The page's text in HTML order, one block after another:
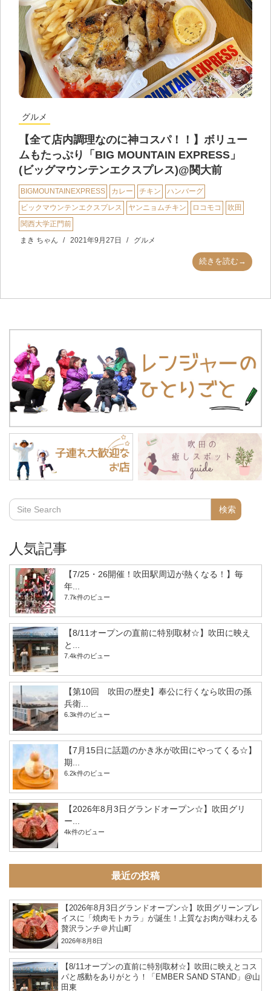
グルメ
【全て店内調理なのに神コスパ！！】ボリュー
ムもたっぷり「BIG MOUNTAIN EXPRESS」
(ビッグマウンテンエクスプレス)@関大前
BIGMOUNTAINEXPRESS カレー チキン
ハンバーグ
ビックマウンテンエクスプレス
ヤンニョムチキン ロコモコ
吹田
関西大学正門前
まき ちゃん
2021年9月27日 グルメ
続きを読む→
人気記事
【7/25・26開催！吹田駅周辺が熱くなる！】毎
年...
7.7k件のビュー
【8/11オープンの直前に特別取材☆】吹田に映え
と...
7.4k件のビュー
【第10回 吹田の歴史】奉公に行くなら吹田の孫
兵衛...
6.3k件のビュー
【7月15日に話題のかき氷が吹田にやってくる☆】
期...
6.2k件のビュー
【2026年8月3日グランドオープン☆】吹田グリ
ー...
4k件のビュー
最近の投稿
【2026年8月3日グランドオープン☆】吹田グリーンプレ
イスに「焼肉モトカラ」が誕生！上質なお肉が味わえる
贅沢ランチ＠片山町
2026年8月8日
【8/11オープンの直前に特別取材☆】吹田に映えとコス
パと感動をありがとう！「EMBER SAND STAND」@山
田東